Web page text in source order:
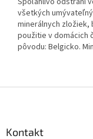
všetkých
minerálnych
použitie v domácich
pôvodu: Belgicko.
Kontakt